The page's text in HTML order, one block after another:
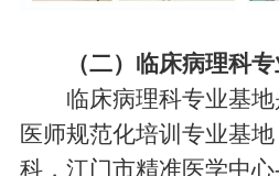
（二）临床病理科
临床病理科专业基
医师规范化培训专业基
科，江门市精准医学中